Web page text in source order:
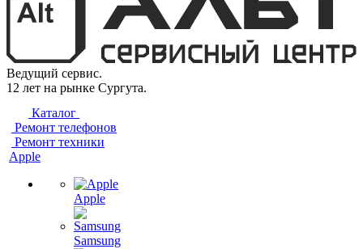
Ведущий сервис.
12 лет на рынке Сургута.
Каталог
Ремонт телефонов
Ремонт техники
Apple
Apple
Samsung